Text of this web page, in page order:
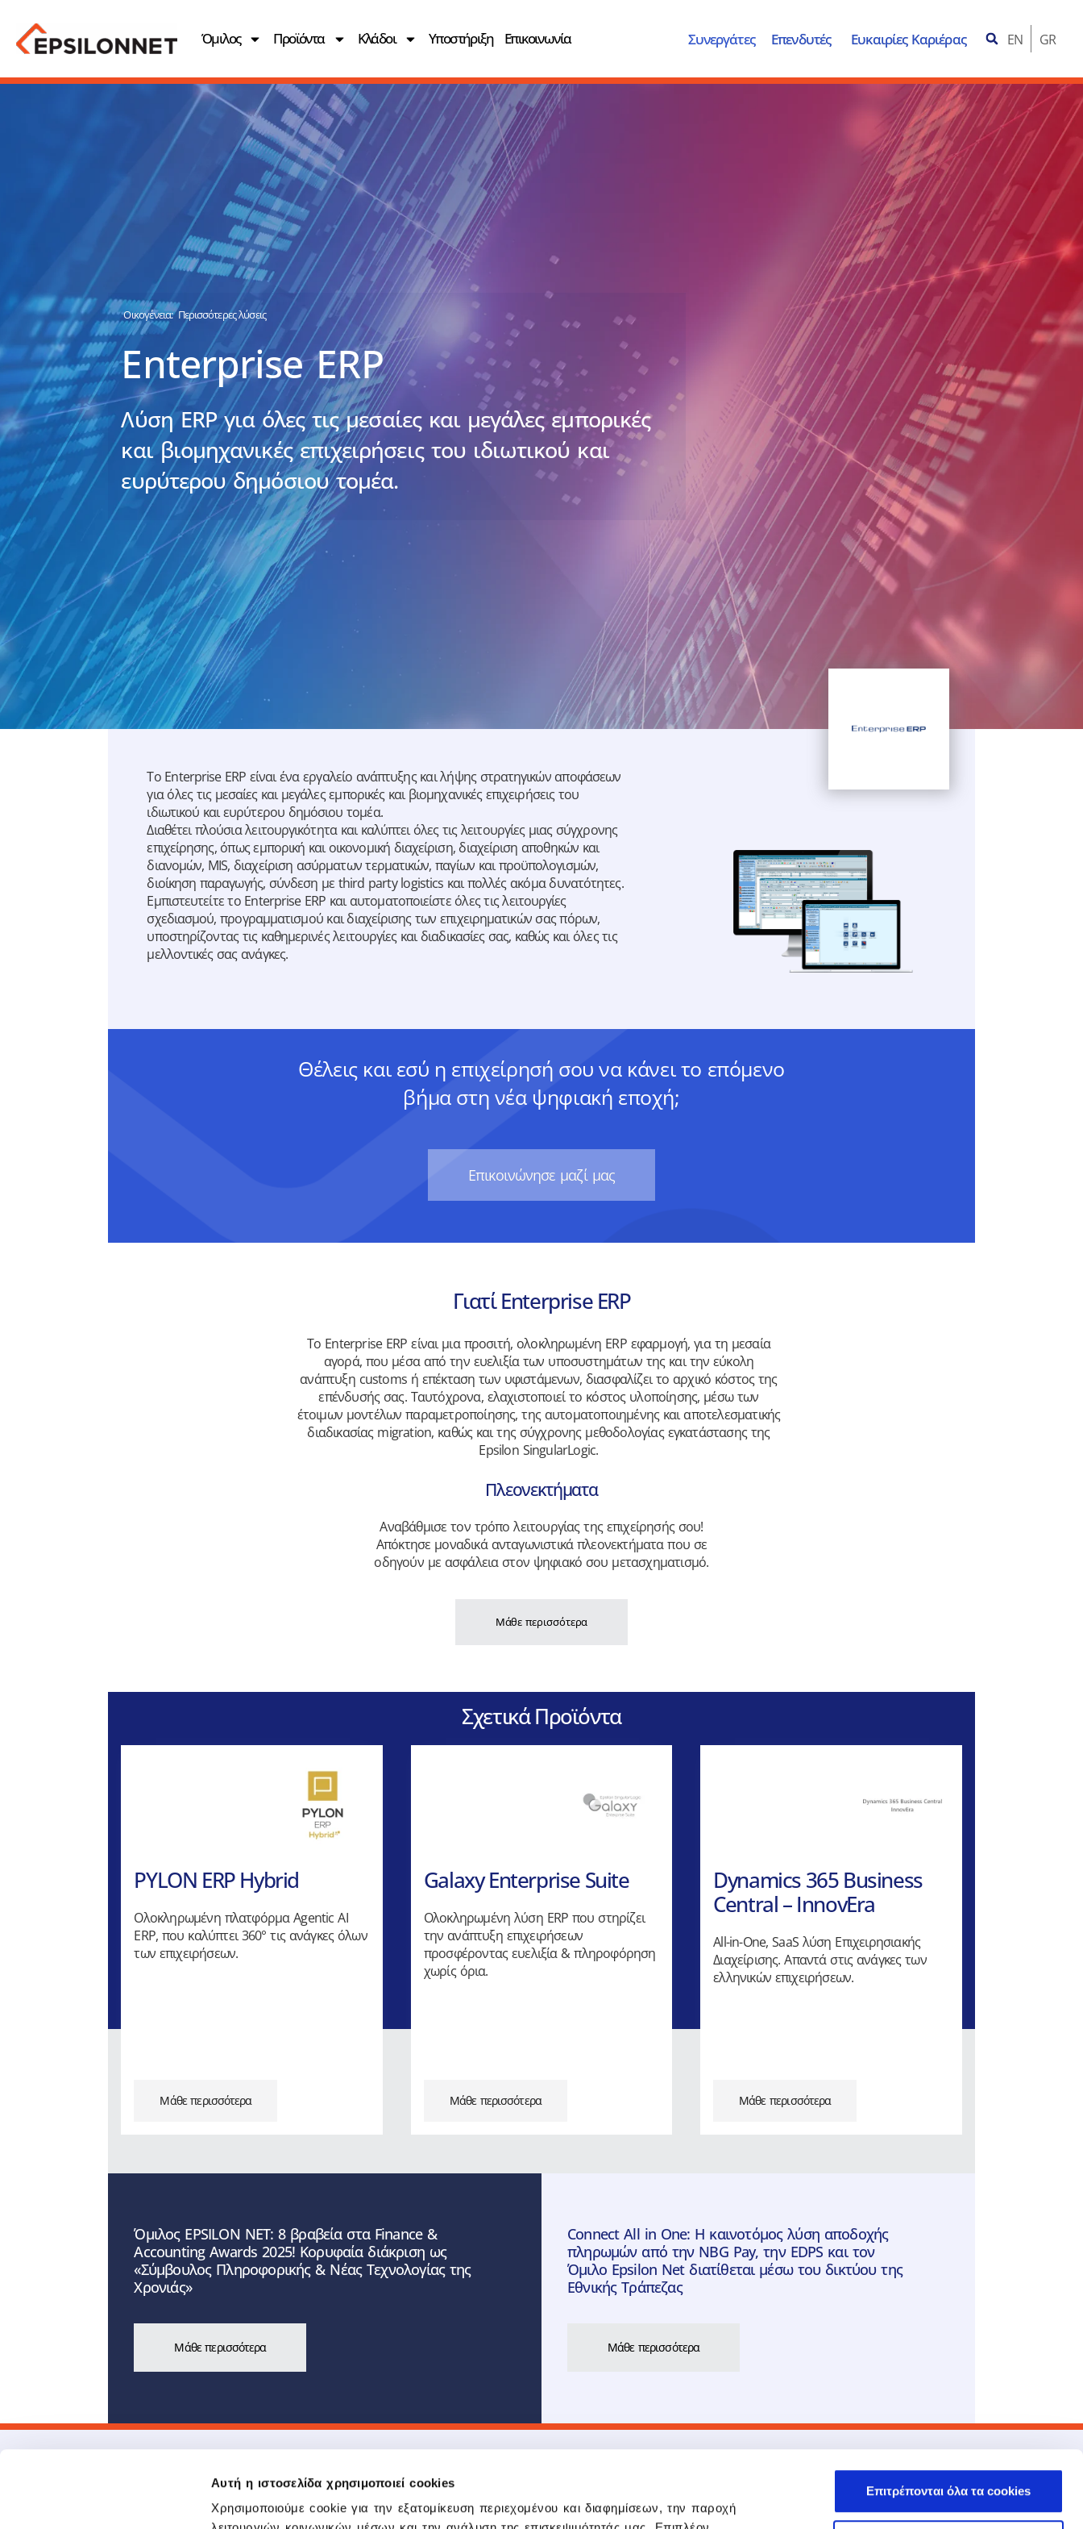
Αυτή η ιστοσελίδα χρησιμοποιεί cookies
Χρησιμοποιούμε cookie για την εξατομίκευση περιεχομένου και διαφημίσεων, την παροχή
Επιτρέπονται όλα τα cookies
Όμιλος Προϊόντα Κλάδοι Υποστήριξη Επικοινωνία Συνεργάτες Επενδυτές Ευκαιρίες Καριέρας EN GR
Οικογένεια: Περισσότερες λύσεις
Enterprise ERP
Λύση ERP για όλες τις μεσαίες και μεγάλες εμπορικές
και βιομηχανικές επιχειρήσεις του ιδιωτικού και
ευρύτερου δημόσιου τομέα.
Το Enterprise ERP είναι ένα εργαλείο ανάπτυξης και λήψης στρατηγικών αποφάσεων
για όλες τις μεσαίες και μεγάλες εμπορικές και βιομηχανικές επιχειρήσεις του
ιδιωτικού και ευρύτερου δημόσιου τομέα.
Διαθέτει πλούσια λειτουργικότητα και καλύπτει όλες τις λειτουργίες μιας σύγχρονης
επιχείρησης, όπως εμπορική και οικονομική διαχείριση, διαχείριση αποθηκών και
διανομών, MIS, διαχείριση ασύρματων τερματικών, παγίων και προϋπολογισμών,
διοίκηση παραγωγής, σύνδεση με third party logistics και πολλές ακόμα δυνατότητες.
Εμπιστευτείτε το Enterprise ERP και αυτοματοποιείστε όλες τις λειτουργίες
σχεδιασμού, προγραμματισμού και διαχείρισης των επιχειρηματικών σας πόρων,
υποστηρίζοντας τις καθημερινές λειτουργίες και διαδικασίες σας, καθώς και όλες τις
μελλοντικές σας ανάγκες.
Θέλεις και εσύ η επιχείρησή σου να κάνει το επόμενο
βήμα στη νέα ψηφιακή εποχή;
Eπικοινώνησε μαζί μας
Γιατί Enterprise ERP
Το Enterprise ERP είναι μια προσιτή, ολοκληρωμένη ERP εφαρμογή, για τη μεσαία
αγορά, που μέσα από την ευελιξία των υποσυστημάτων της και την εύκολη
ανάπτυξη customs ή επέκταση των υφιστάμενων, διασφαλίζει το αρχικό κόστος της
επένδυσής σας. Ταυτόχρονα, ελαχιστοποιεί το κόστος υλοποίησης, μέσω των
έτοιμων μοντέλων παραμετροποίησης, της αυτοματοποιημένης και αποτελεσματικής
διαδικασίας migration, καθώς και της σύγχρονης μεθοδολογίας εγκατάστασης της
Epsilon SingularLogic.
Πλεονεκτήματα
Αναβάθμισε τον τρόπο λειτουργίας της επιχείρησής σου!
Απόκτησε μοναδικά ανταγωνιστικά πλεονεκτήματα που σε
οδηγούν με ασφάλεια στον ψηφιακό σου μετασχηματισμό.
Μάθε περισσότερα
Σχετικά Προϊόντα
PYLON ERP Hybrid
Ολοκληρωμένη πλατφόρμα Agentic AI
ERP, που καλύπτει 360° τις ανάγκες όλων
των επιχειρήσεων.
Μάθε περισσότερα
Galaxy Enterprise Suite
Ολοκληρωμένη λύση ERP που στηρίζει
την ανάπτυξη επιχειρήσεων
προσφέροντας ευελιξία & πληροφόρηση
χωρίς όρια.
Μάθε περισσότερα
Dynamics 365 Business
Central – InnovEra
All-in-One, SaaS λύση Επιχειρησιακής
Διαχείρισης. Απαντά στις ανάγκες των
ελληνικών επιχειρήσεων.
Μάθε περισσότερα
Όμιλος EPSILON NET: 8 βραβεία στα Finance &
Accounting Awards 2025! Κορυφαία διάκριση ως
«Σύμβουλος Πληροφορικής & Νέας Τεχνολογίας της
Χρονιάς»
Μάθε περισσότερα
Connect All in One: Η καινοτόμος λύση αποδοχής
πληρωμών από την NBG Pay, την EDPS και τον
Όμιλο Epsilon Net διατίθεται μέσω του δικτύου της
Εθνικής Τράπεζας
Μάθε περισσότερα
Epsilon Smart
Pylon ERP Hybrid
Epsilon Smart
Epsilon Smart Ergani
EPSILONNET
Στρατηγική Συνεργασία NBG –
EPSILONNET